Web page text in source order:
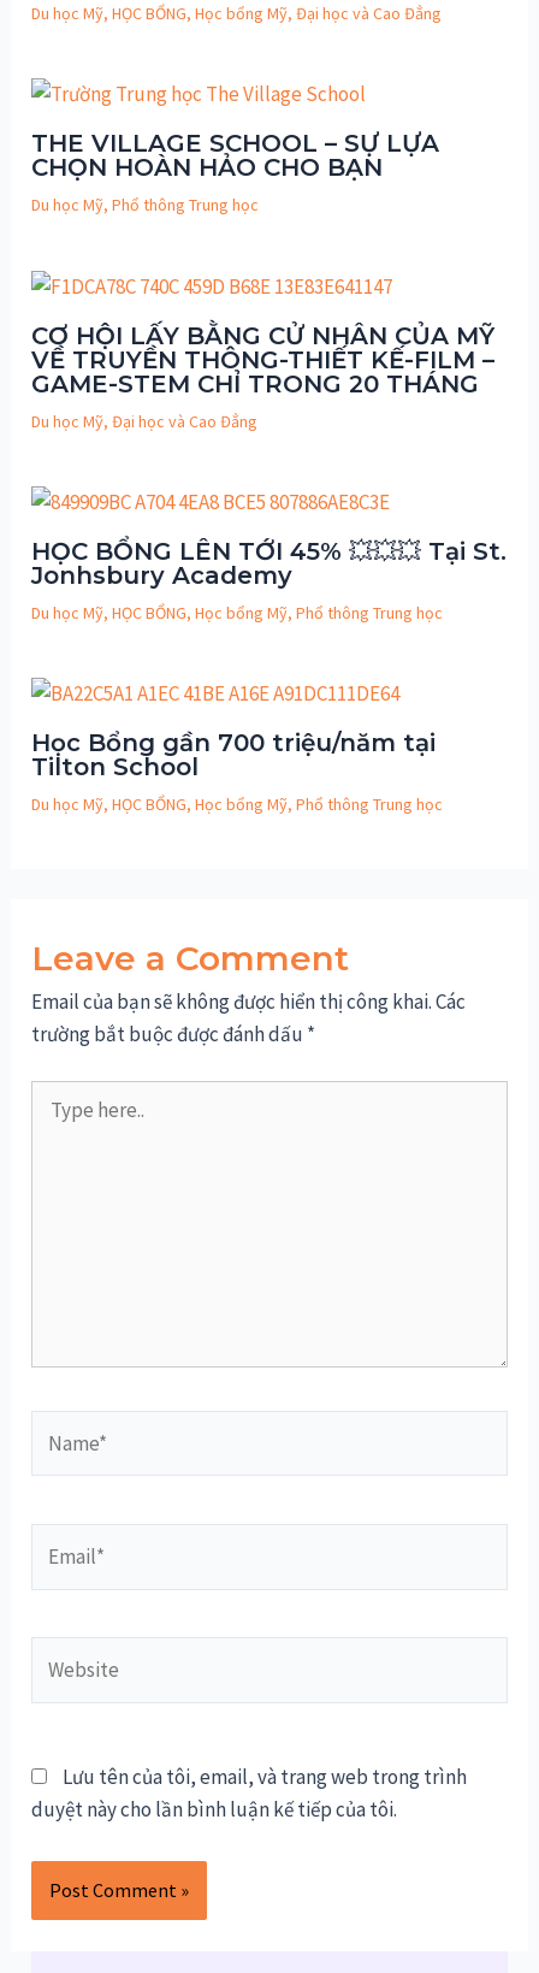
Du học Mỹ,HỌC BỔNG,Học bổng Mỹ,Đại học và Cao Đẳng
THE VILLAGE SCHOOL – SỰ LỰA
CHỌN HOÀN HẢO CHO BẠN
Du học Mỹ,Phổ thông Trung học
CƠ HỘI LẤY BẰNG CỬ NHÂN CỦA MỸ
VỀ TRUYỀN THÔNG-THIẾT KẾ-FILM –
GAME-STEM CHỈ TRONG 20 THÁNG
Du học Mỹ,Đại học và Cao Đẳng
HỌC BỔNG LÊN TỚI 45% 💥💥💥 Tại St.
Jonhsbury Academy
Du học Mỹ,HỌC BỔNG,Học bổng Mỹ,Phổ thông Trung học
Học Bổng gần 700 triệu/năm tại
Tilton School
Du học Mỹ,HỌC BỔNG,Học bổng Mỹ,Phổ thông Trung học
Leave a Comment
Email của bạn sẽ không được hiển thị công khai.Các
trường bắt buộc được đánh dấu *
here..
Lưu tên của tôi, email, và trang web trong trình
duyệt này cho lần bình luận kế tiếp của tôi.